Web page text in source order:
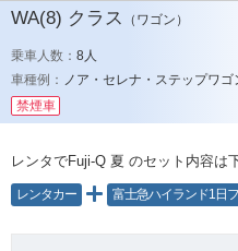
WA(8) クラス （ワゴン）
乗車人数： 8人
車種例： ノア・セレナ・ステップワゴ
禁煙車
レンタでFuji-Q 夏 のセット内容は
レンタカー 富士急ハイランド1日